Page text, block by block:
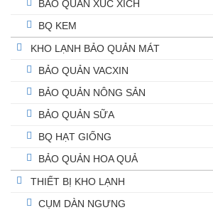
BẢO QUẢN XÚC XÍCH
BQ KEM
KHO LẠNH BẢO QUẢN MÁT
BẢO QUẢN VACXIN
BẢO QUẢN NÔNG SẢN
BẢO QUẢN SỮA
BQ HẠT GIỐNG
BẢO QUẢN HOA QUẢ
THIẾT BỊ KHO LẠNH
CỤM DÀN NGƯNG